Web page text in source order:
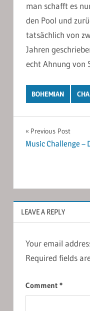
man schafft es
den Pool und
tatsächlich von
Jahren
echt Ahnung von
BOHEMIAN
Post
navigation
Previous Post
Music Challenge –
LEAVE A REPLY
Your email
Required fields
Comment *